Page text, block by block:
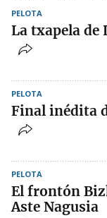
PELOTA
La txapela de
PELOTA
Final inédita
PELOTA
El frontón
Aste Nagusia